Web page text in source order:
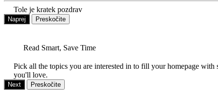
Tole je kratek pozdrav
Naprej Preskočite
Read Smart, Save Time
Pick all the topics you are interested in to fill your homepage with
you'll love.
Next Preskočite